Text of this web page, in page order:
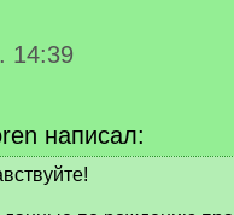
14:39
написал: